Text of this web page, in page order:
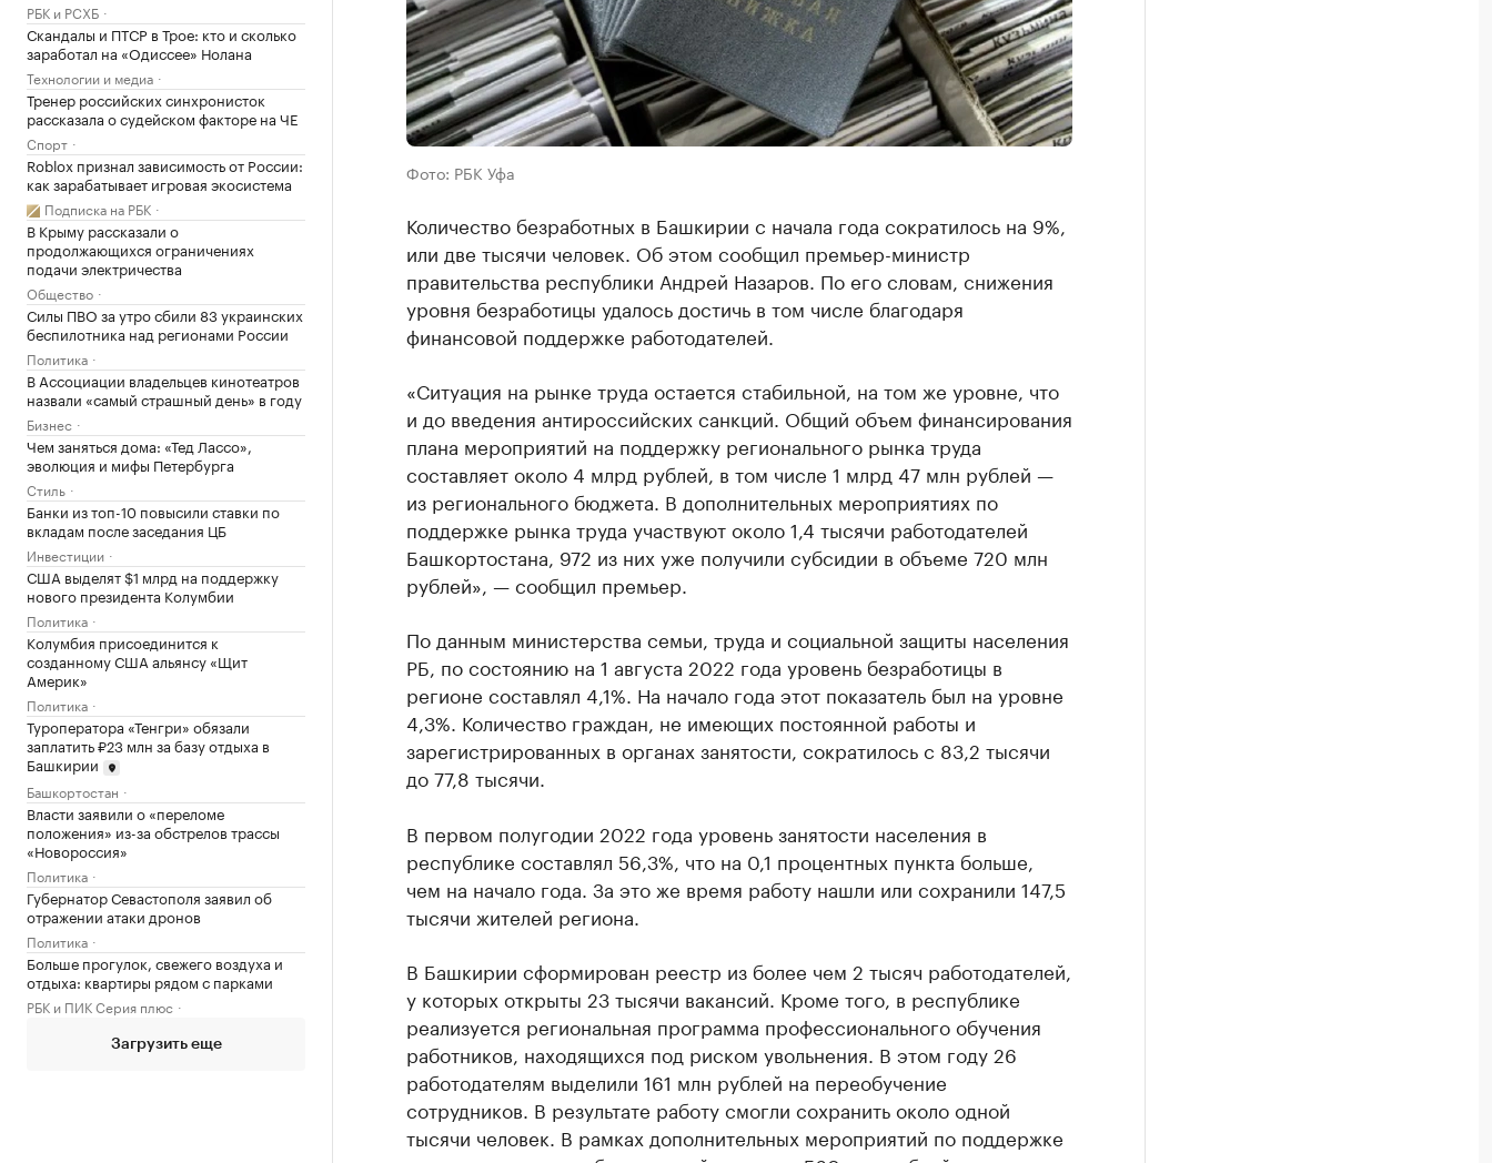
РБК и РСХБ
Скандалы и ПТСР в Трое: кто и сколько
заработал на «Одиссее» Нолана
Технологии и медиа
Тренер российских синхронисток
рассказала о судейском факторе на ЧЕ
Спорт
Roblox признал зависимость от России:
как зарабатывает игровая экосистема
Подписка на РБК
В Крыму рассказали о
продолжающихся ограничениях
подачи электричества
Общество
Силы ПВО за утро сбили 83 украинских
беспилотника над регионами России
Политика
В Ассоциации владельцев кинотеатров
назвали «самый страшный день» в году
Бизнес
Чем заняться дома: «Тед Лассо»,
эволюция и мифы Петербурга
Стиль
Банки из топ-10 повысили ставки по
вкладам после заседания ЦБ
Инвестиции
США выделят $1 млрд на поддержку
нового президента Колумбии
Политика
Колумбия присоединится к
созданному США альянсу «Щит
Америк»
Политика
Туроператора «Тенгри» обязали
заплатить ₽23 млн за базу отдыха в
Башкирии
Башкортостан
Власти заявили о «переломе
положения» из-за обстрелов трассы
«Новороссия»
Политика
Губернатор Севастополя заявил об
отражении атаки дронов
Политика
Больше прогулок, свежего воздуха и
отдыха: квартиры рядом с парками
РБК и ПИК Серия плюс
Загрузить еще
Фото: РБК Уфа
Количество безработных в Башкирии с начала года сократилось на 9%,
или две тысячи человек. Об этом сообщил премьер-министр
правительства республики Андрей Назаров. По его словам, снижения
уровня безработицы удалось достичь в том числе благодаря
финансовой поддержке работодателей.
«Ситуация на рынке труда остается стабильной, на том же уровне, что
и до введения антироссийских санкций. Общий объем финансирования
плана мероприятий на поддержку регионального рынка труда
составляет около 4 млрд рублей, в том числе 1 млрд 47 млн рублей —
из регионального бюджета. В дополнительных мероприятиях по
поддержке рынка труда участвуют около 1,4 тысячи работодателей
Башкортостана, 972 из них уже получили субсидии в объеме 720 млн
рублей», — сообщил премьер.
По данным министерства семьи, труда и социальной защиты населения
РБ, по состоянию на 1 августа 2022 года уровень безработицы в
регионе составлял 4,1%. На начало года этот показатель был на уровне
4,3%. Количество граждан, не имеющих постоянной работы и
зарегистрированных в органах занятости, сократилось с 83,2 тысячи
до 77,8 тысячи.
В первом полугодии 2022 года уровень занятости населения в
республике составлял 56,3%, что на 0,1 процентных пункта больше,
чем на начало года. За это же время работу нашли или сохранили 147,5
тысячи жителей региона.
В Башкирии сформирован реестр из более чем 2 тысяч работодателей,
у которых открыты 23 тысячи вакансий. Кроме того, в республике
реализуется региональная программа профессионального обучения
работников, находящихся под риском увольнения. В этом году 26
работодателям выделили 161 млн рублей на переобучение
сотрудников. В результате работу смогли сохранить около одной
тысячи человек. В рамках дополнительных мероприятий по поддержке